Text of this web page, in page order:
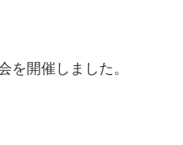
を開催しました。